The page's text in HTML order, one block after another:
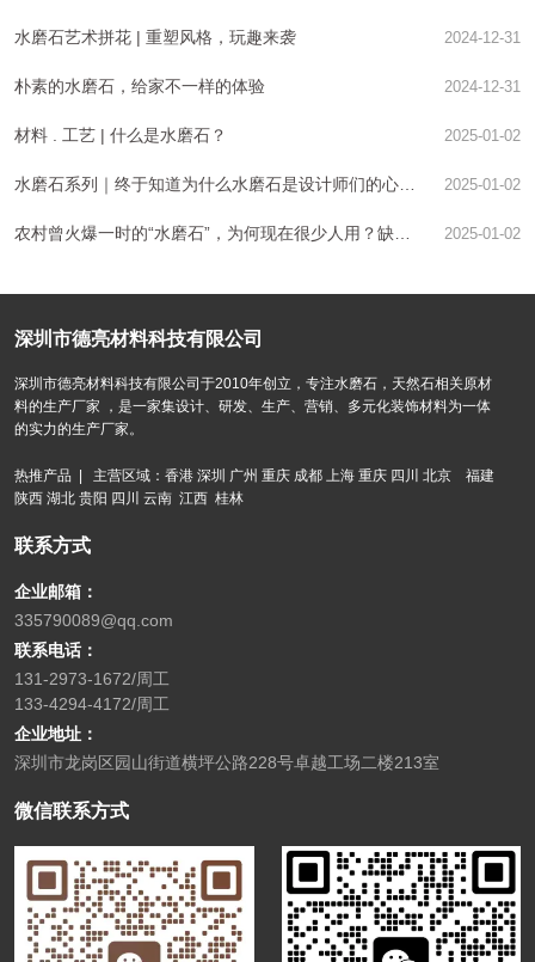
2024-12-31
水磨石艺术拼花 | 重塑风格，玩趣来袭
2024-12-31
朴素的水磨石，给家不一样的体验
2025-01-02
材料 . 工艺 | 什么是水磨石？
2025-01-02
水磨石系列｜终于知道为什么水磨石是设计师们的心头
2025-01-02
农村曾火爆一时的“水磨石”，为何现在很少人用？缺点
深圳市德亮材料科技有限公司
深圳市德亮材料科技有限公司于2010年创立，专注水磨石，天然石相关原材
料的生产厂家 ，是一家集设计、研发、生产、营销、多元化装饰材料为一体
的实力的生产厂家。
热推产品 | 主营区域：香港 深圳 广州 重庆 成都 上海 重庆 四川 北京 福建
陕西 湖北 贵阳 四川 云南 江西 桂林
联系方式
企业邮箱：
335790089@qq.com
联系电话：
131-2973-1672/周工
133-4294-4172/周工
企业地址：
深圳市龙岗区园山街道横坪公路228号卓越工场二楼213室
微信联系方式